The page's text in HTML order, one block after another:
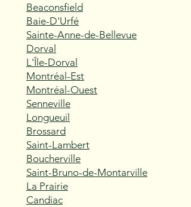
Beaconsfield
Baie-D'Urfé
Sainte-Anne-de-Bellevue
Dorval
L'Île-Dorval
Montréal-Est
Montréal-Ouest
Senneville
Longueuil
Brossard
Saint-Lambert
Boucherville
Saint-Bruno-de-Montarville
La Prairie
Candiac